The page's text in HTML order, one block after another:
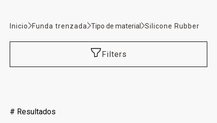
Inicio Funda trenzada Tipo de material Silicone Rubber
Filters
# Resultados